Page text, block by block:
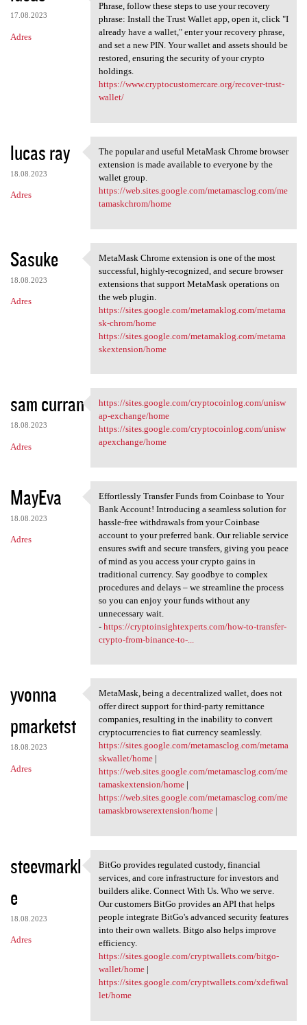
17.08.2023
Adres
Phrase, follow these steps to use your recovery
phrase: Install the Trust Wallet app, open it, click "I
already have a wallet," enter your recovery phrase,
and set a new PIN. Your wallet and assets should be
restored, ensuring the security of your crypto
holdings.
https://www.cryptocustomercare.org/recover-trust-
wallet/
lucas ray
18.08.2023
Adres
The popular and useful
The popular and useful MetaMask Chrome browser
extension is made available to everyone by the
wallet group.
https://web.sites.google.com/metamasclog.com/me
tamaskchrom/home
Sasuke
18.08.2023
Adres
MetaMask Chrome extension is
MetaMask Chrome extension is one of the most
successful, highly-recognized, and secure browser
extensions that support MetaMask operations on
the web plugin.
https://sites.google.com/metamaklog.com/metama
sk-chrom/home
https://sites.google.com/metamaklog.com/metama
skextension/home
sam curran
18.08.2023
Adres
https://sites.google.com
https://sites.google.com/cryptocoinlog.com/unisw
ap-exchange/home
https://sites.google.com/cryptocoinlog.com/unisw
apexchange/home
MayEva
18.08.2023
Adres
Effortlessly Transfer Funds
Effortlessly Transfer Funds from Coinbase to Your
Bank Account! Introducing a seamless solution for
hassle-free withdrawals from your Coinbase
account to your preferred bank. Our reliable service
ensures swift and secure transfers, giving you peace
of mind as you access your crypto gains in
traditional currency. Say goodbye to complex
procedures and delays – we streamline the process
so you can enjoy your funds without any
unnecessary wait.
- https://cryptoinsightexperts.com/how-to-transfer-
crypto-from-binance-to-...
yvonna
pmarketst
18.08.2023
Adres
MetaMask, being a
MetaMask, being a decentralized wallet, does not
offer direct support for third-party remittance
companies, resulting in the inability to convert
cryptocurrencies to fiat currency seamlessly.
https://sites.google.com/metamasclog.com/metama
skwallet/home|
https://web.sites.google.com/metamasclog.com/me
tamaskextension/home|
https://web.sites.google.com/metamasclog.com/me
tamaskbrowserextension/home|
steevmarkl
e
18.08.2023
Adres
BitGo provides regulated
BitGo provides regulated custody, financial
services, and core infrastructure for investors and
builders alike. Connect With Us. Who we serve.
Our customers BitGo provides an API that helps
people integrate BitGo's advanced security features
into their own wallets. Bitgo also helps improve
efficiency.
https://sites.google.com/cryptwallets.com/bitgo-
wallet/home|
https://sites.google.com/cryptwallets.com/xdefiwal
let/home